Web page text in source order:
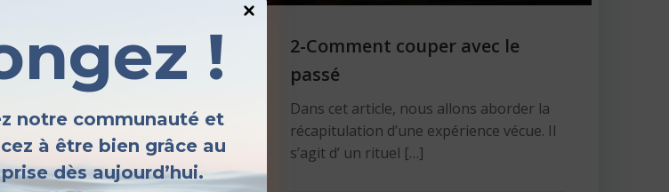
de recapitulation
vécue-
du Rituel de
d’une expérience vécue,
énergétique
2-Comment couper avec le
passé
Dans cet article, nous allons aborder la
récapitulation d’une expérience vécue. Il
s’agit d’ un rituel […]
!
notre communauté et
à être bien grâce au
dès aujourd’hui.